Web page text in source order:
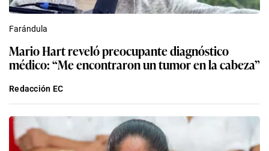
Farándula
Mario Hart reveló preocupante diagnóstico
médico: “Me encontraron un tumor en la cabeza”
Redacción EC